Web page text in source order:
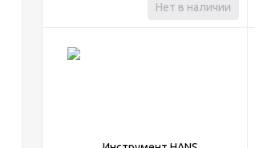
Нет в наличии